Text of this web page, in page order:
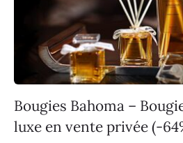
Bougies Bahoma –
luxe en vente privée (-